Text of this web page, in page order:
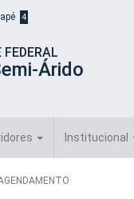
4
FEDERAL
Árido
Institucional